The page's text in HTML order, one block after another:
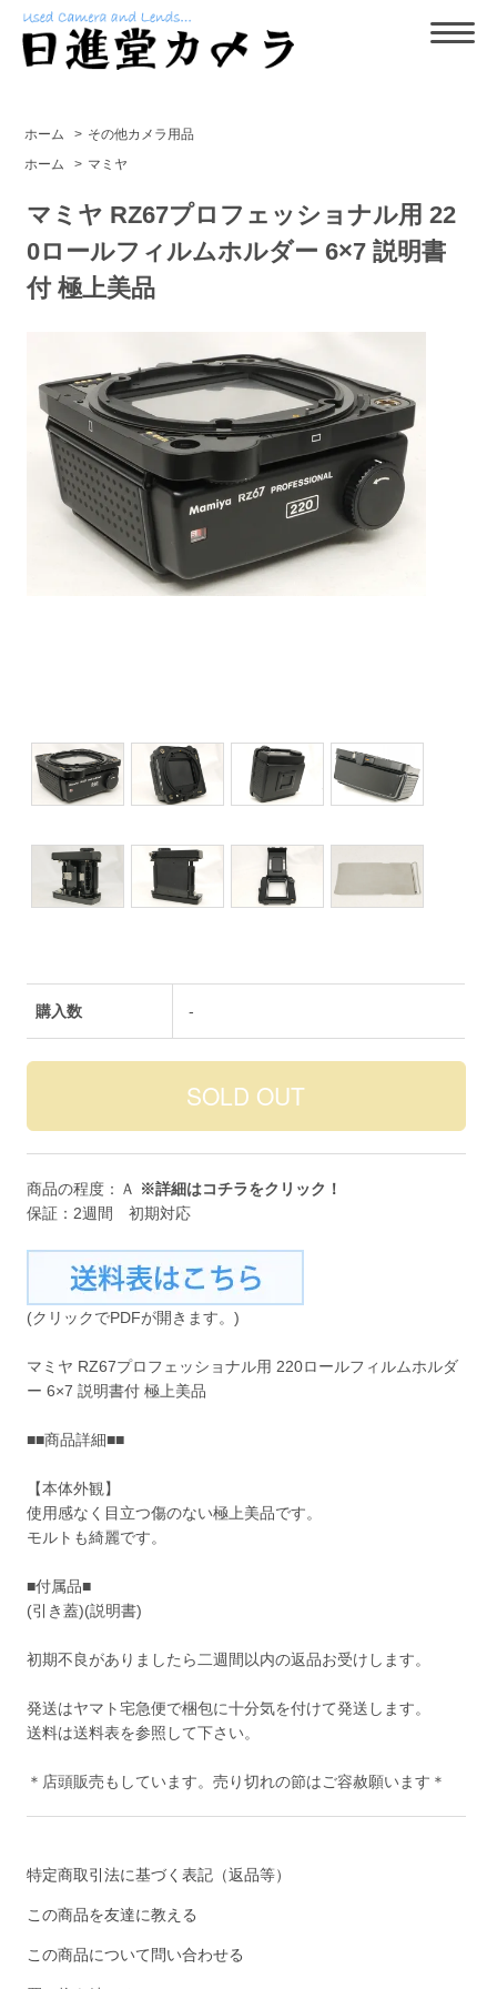
ホーム > その他カメラ用品
ホーム
> マミヤ
マミヤ RZ67プロフェッショナル用 22
0ロールフィルムホルダー 6×7 説明書
付 極上美品
購入数 -
商品の程度：Ａ ※詳細はコチラをクリック！
保証：2週間 初期対応
(クリックでPDFが開きます。)
マミヤ RZ67プロフェッショナル用 220ロールフィルムホルダ
ー 6×7 説明書付 極上美品
■■商品詳細■■
【本体外観】
使用感なく目立つ傷のない極上美品です。
モルトも綺麗です。
■付属品■
(引き蓋)(説明書)
初期不良がありましたら二週間以内の返品お受けします。
発送はヤマト宅急便で梱包に十分気を付けて発送します。
送料は送料表を参照して下さい。
＊店頭販売もしています。売り切れの節はご容赦願います＊
特定商取引法に基づく表記（返品等）
この商品を友達に教える
この商品について問い合わせる